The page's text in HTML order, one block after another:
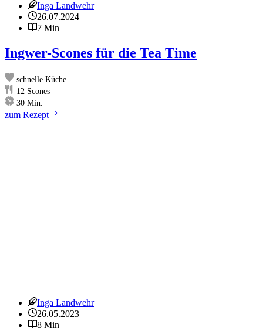
Inga Landwehr
26.07.2024
7 Min
Ingwer-Scones für die Tea Time
schnelle Küche
12 Scones
30Minuten
Min.
zum Rezept
Inga Landwehr
26.05.2023
8 Min